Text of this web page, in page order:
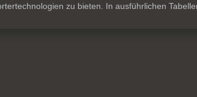
zu bieten. In ausführlichen